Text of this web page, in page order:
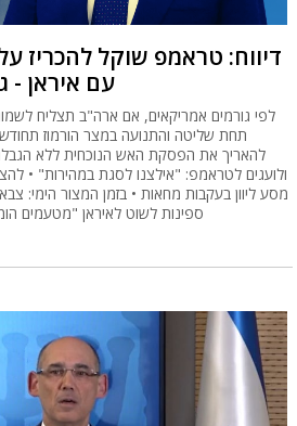
דיווח: טראמפ שוקל להכריז
עם איראן -
לפי גורמים אמריקאים, אם ארה"ב תצליח
תחת שליטה והתנועה במצר הורמוז
להאריך את הפסקת האש הנוכחית ללא הגבלת
ולועגים לטראמפ: "אילצנו לסגת במהירות" •
ספינות לשוט לאיראן "מטעמים